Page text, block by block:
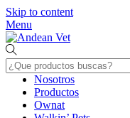
Skip to content
Menu
Nosotros
Productos
Ownat